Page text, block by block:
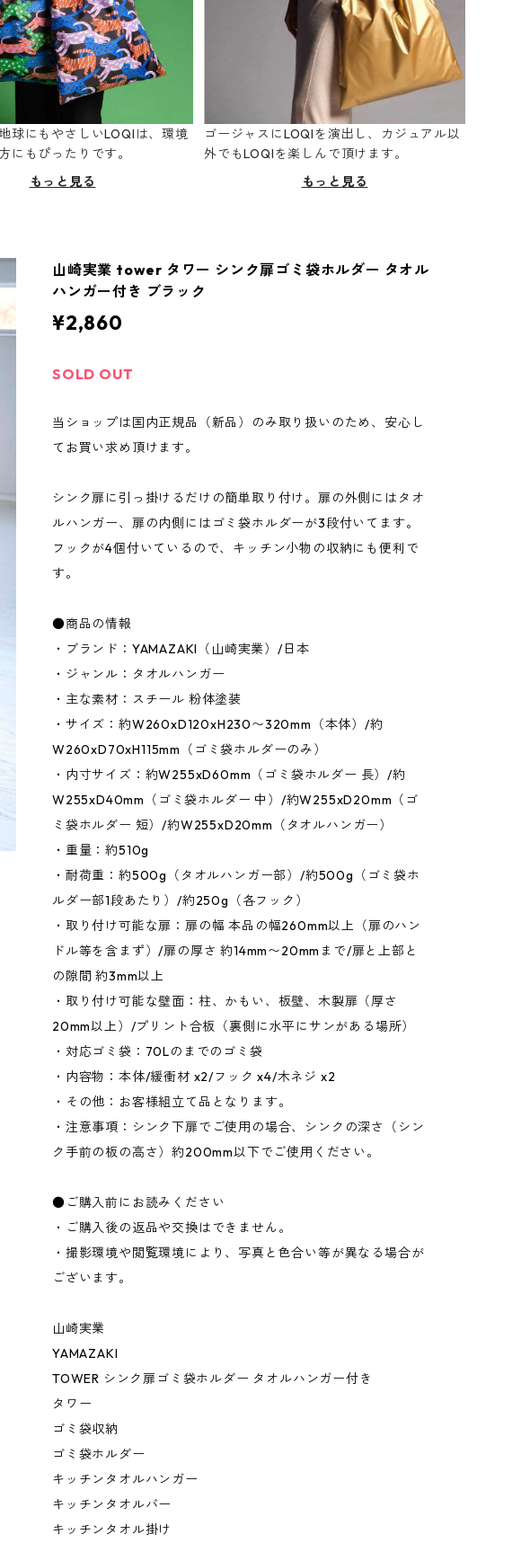
球にもやさしいLOQIは、環境
にもぴったりです。
もっと見る
ゴージャスにLOQIを演出し、カジュアル以
外でもLOQIを楽しんで頂けます。
もっと見る
山崎実業 tower タワー シンク扉ゴミ袋ホルダー タオル
ハンガー付き ブラック
¥2,860
SOLD OUT
当ショップは国内正規品（新品）のみ取り扱いのため、安心し
てお買い求め頂けます。
シンク扉に引っ掛けるだけの簡単取り付け。扉の外側にはタオ
ルハンガー、扉の内側にはゴミ袋ホルダーが3段付いてます。
フックが4個付いているので、キッチン小物の収納にも便利で
す。
●商品の情報
・ブランド：YAMAZAKI（山崎実業）/日本
・ジャンル：タオルハンガー
・主な素材：スチール 粉体塗装
・サイズ：約W260xD120xH230〜320mm（本体）/約
W260xD70xH115mm（ゴミ袋ホルダーのみ）
・内寸サイズ：約W255xD60mm（ゴミ袋ホルダー 長）/約
W255xD40mm（ゴミ袋ホルダー 中）/約W255xD20mm（ゴ
ミ袋ホルダー 短）/約W255xD20mm（タオルハンガー）
・重量：約510g
・耐荷重：約500g（タオルハンガー部）/約500g（ゴミ袋ホ
ルダー部1段あたり）/約250g（各フック）
・取り付け可能な扉：扉の幅 本品の幅260mm以上（扉のハン
ドル等を含まず）/扉の厚さ 約14mm〜20mmまで/扉と上部と
の隙間 約3mm以上
・取り付け可能な壁面：柱、かもい、板壁、木製扉（厚さ
20mm以上）/プリント合板（裏側に水平にサンがある場所）
・対応ゴミ袋：70Lのまでのゴミ袋
・内容物：本体/緩衝材 x2/フック x4/木ネジ x2
・その他：お客様組立て品となります。
・注意事項：シンク下扉でご使用の場合、シンクの深さ（シン
ク手前の板の高さ）約200mm以下でご使用ください。
●ご購入前にお読みください
・ご購入後の返品や交換はできません。
・撮影環境や閲覧環境により、写真と色合い等が異なる場合が
ございます。
山崎実業
YAMAZAKI
TOWER シンク扉ゴミ袋ホルダー タオルハンガー付き
タワー
ゴミ袋収納
ゴミ袋ホルダー
キッチンタオルハンガー
キッチンタオルバー
キッチンタオル掛け